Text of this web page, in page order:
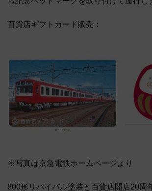
百貨店ギフトカード販売：
※写真は京急電鉄ホームページより
800形リバイバル塗装と百貨店開店20周